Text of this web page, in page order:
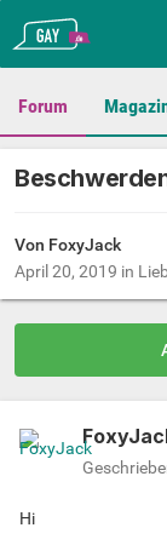
Gay.de
Forum
Von FoxyJack
April 20, 2019 in
Hi